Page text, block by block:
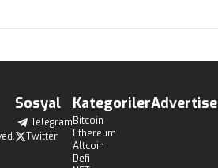
Sosyal
Telegram
Twitter
Kategoriler
Bitcoin
Ethereum
Altcoin
Defi
Advertise